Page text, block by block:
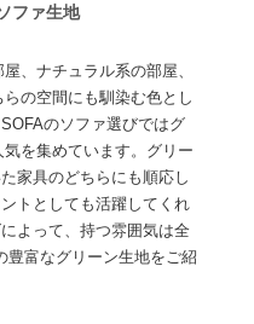
ファ生地
、ナチュラル系の部屋、
らの空間にも馴染む色とし
のソファ選びではグ
気を集めています。グリー
家具のどちらにも順応し
トとしても活躍してくれ
よって、持つ雰囲気は全
豊富なグリーン生地をご紹